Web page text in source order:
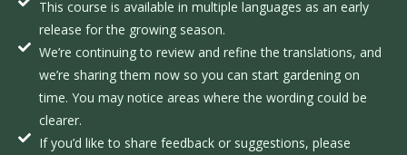
Nuestro sitio web puede contener enlaces a sitios de
terceros. No somos responsables de su contenido,
políticas de privacidad ni prácticas.
El uso de sitios de terceros se realiza bajo su propio riesgo.
7. Limitación de Responsabilidad
This course is available in multiple languages as an early
release for the growing season.
We’re continuing to review and refine the translations, and
we’re sharing them now so you can start gardening on
time. You may notice areas where the wording could be
clearer.
If you’d like to share feedback or suggestions, please